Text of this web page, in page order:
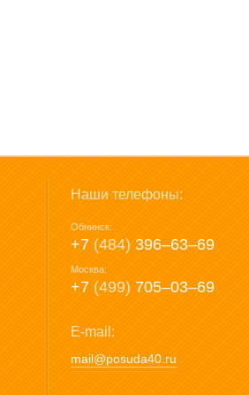
Наши телефоны:
Обнинск:
+7 (484) 396‒63‒69
Москва:
+7 (499) 705‒03‒69
E-mail:
mail@posuda40.ru